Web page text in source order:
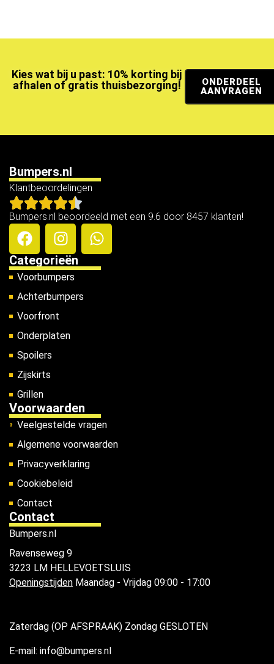
Kies wat bij u past: 10% korting bij
afhalen of gratis thuisbezorging!
ONDERDEEL
AANVRAGEN
Bumpers.nl
Klantbeoordelingen
Bumpers.nl beoordeeld met een 9.6 door 8457 klanten!
Categorieën
Voorbumpers
Achterbumpers
Voorfront
Onderplaten
Spoilers
Zijskirts
Grillen
Voorwaarden
Veelgestelde vragen
Algemene voorwaarden
Privacyverklaring
Cookiebeleid
Contact
Contact
Bumpers.nl
Ravenseweg 9
3223 LM HELLEVOETSLUIS
Openingstijden Maandag - Vrijdag 09:00 - 17:00
Zaterdag (OP AFSPRAAK) Zondag GESLOTEN
E-mail: info@bumpers.nl